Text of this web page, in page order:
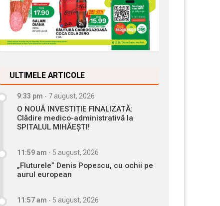
ULTIMELE ARTICOLE
9:33 pm - 7 august, 2026
O NOUĂ INVESTIȚIE FINALIZATĂ:
Clădire medico-administrativă la
SPITALUL MIHĂEȘTI!
11:59 am - 5 august, 2026
„Fluturele” Denis Popescu, cu ochii pe
aurul european
11:57 am - 5 august, 2026